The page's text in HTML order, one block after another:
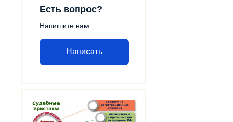
Есть вопрос?
Напишите нам
Написать